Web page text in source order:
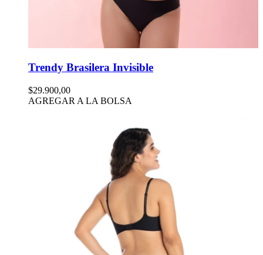
Trendy Brasilera Invisible
$29.900,00
AGREGAR A LA BOLSA